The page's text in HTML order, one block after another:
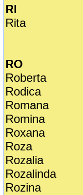
RI
Rita
RO
Roberta
Rodica
Romana
Romina
Roxana
Roza
Rozalia
Rozalinda
Rozina